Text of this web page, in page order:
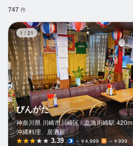
マイページ管理
閲覧履歴
気になる求人
検索履歴・保存した条件
応募履歴
WEB履歴書
747件
1 / 21
びんがた
神奈川県 川崎市川崎区 / 京急川崎駅 420m
沖縄料理、居酒屋
3.39 ～￥4,999 ～￥999